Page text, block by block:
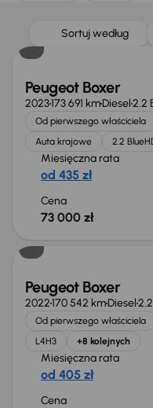
Sortuj według
Możliwość odliczenia
Peugeot Boxer
2023173 691 kmDiesel2.2
Od pierwszego właściciela
Auta krajowe
2.2
Miesięczna rata
od 435 zł
Cena
73 000 zł
Peugeot Boxer
2022170 542 kmDiesel
Od pierwszego właściciela
L4H3
+8 kolejnych
Miesięczna rata
od 405 zł
Cena